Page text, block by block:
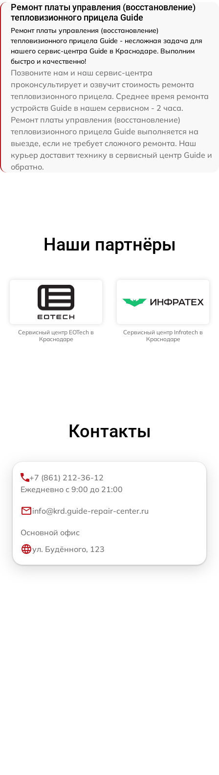
Ремонт платы управления (восстановление)
тепловизионного прицела Guide
Ремонт платы управления (восстановление)
тепловизионного прицела Guide - несложная задача для
нашего сервис-центра Guide в Краснодаре. Выполним
быстро и качественно!
Позвоните нам и наш сервис-центра
проконсультирует и озвучит стоимость ремонта
тепловизионного прицела. Среднее время ремонта
устройств Guide в нашем сервисном - 2 часа.
Ремонт платы управления (восстановление)
тепловизионного прицела Guide выполняется на
выезде, если не требует сложного ремонта. Наш
курьер доставит технику в сервисный центр Guide и
обратно.
Наши партнёры
Сервисный центр EOTech в
Краснодаре
Сервисный центр Infratech в
Краснодаре
Контакты
+7 (861) 212-36-12
Ежедневно с 9:00 до 21:00
info@krd.guide-repair-center.ru
Основной офис
ул. Будённого, 123